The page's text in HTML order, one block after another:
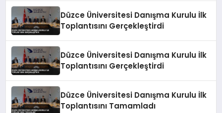
Düzce Üniversitesi Danışma Kurulu İlk
Toplantısını Gerçekleştirdi
Düzce Üniversitesi Danışma Kurulu İlk
Toplantısını Gerçekleştirdi
Düzce Üniversitesi Danışma Kurulu İlk
Toplantısını Tamamladı